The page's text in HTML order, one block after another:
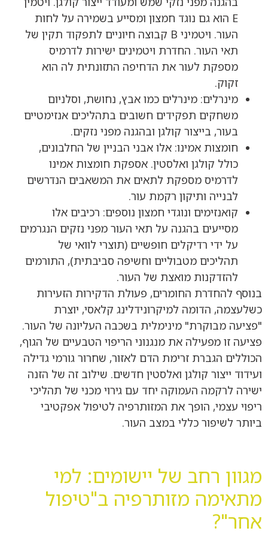
E הוא גם נוגד חמצון ומסייע בשמירה על לחות
העור. ויטמיני B קבוצה חיוניים לתפקוד תקין של
תאי העור. החדרת ויטמינים ישירות לדרמיס
מספקת לעור את הדחיפה התזונתית לה הוא
זקוק.
מינרלים: מינרלים כמו אבץ, נחושת, וסלניום
משחקים תפקידים חשובים בתהליכים אנזימטיים
בעור, בייצור קולגן ובהגנה מפני נזקים.
חומצות אמינו: אלו אבני הבניין של החלבונים,
כולל קולגן ואלסטין. אספקת חומצות אמינו
לדרמיס מספקת לתאים את המשאבים הנדרשים
לבנייה ותיקון רקמת עור.
קואנזימים ונוגדי חמצון נוספים: רכיבים אלו
מסייעים בהגנה על תאי העור מפני נזקים הנגרמים
על ידי רדיקלים חופשיים (תוצרי לוואי של
תהליכים מטבוליים וחשיפה סביבתית), התורמים
להזדקנות מואצת של העור.
בנוסף להחדרת החומרים, פעולת הדקירות הזעירות
כשלעצמה, הדומה למיקרונידלינג קלאסי, יוצרת
"פציעה מבוקרת" מינימלית בשכבה העליונה של העור.
פציעה זו מפעילה את מנגנוני הריפוי הטבעיים של הגוף,
הכוללים הגברת זרימת הדם לאזור, שחרור גורמי גדילה
ועידוד ייצור קולגן ואלסטין חדשים. שילוב זה של הזנה
ישירה לרקמה העמוקה יחד עם גירוי מכני של תהליכי
ריפוי עצמי, הופך את המזותרפיה לטיפול אפקטיבי
ביותר לשיפור כללי במצב העור.
מגוון רחב של יישומים: למי
מתאימה מזותרפיה ב"טיפול
אחר"?